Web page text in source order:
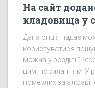
На сайт
кладовища у
Дана опція надає
користуватися
можна у розділі
цим посиланням У
померлих за